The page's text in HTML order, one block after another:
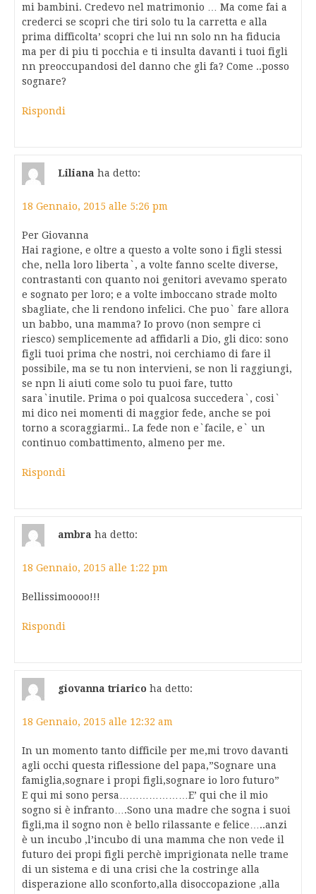
mi bambini. Credevo nel matrimonio … Ma come fai a
crederci se scopri che tiri solo tu la carretta e alla
prima difficolta’ scopri che lui nn solo nn ha fiducia
ma per di piu ti pocchia e ti insulta davanti i tuoi figli
nn preoccupandosi del danno che gli fa? Come ..posso
sognare?
Rispondi
Liliana ha detto:
18 Gennaio, 2015 alle 5:26 pm
Per Giovanna
Hai ragione, e oltre a questo a volte sono i figli stessi
che, nella loro liberta`, a volte fanno scelte diverse,
contrastanti con quanto noi genitori avevamo sperato
e sognato per loro; e a volte imboccano strade molto
sbagliate, che li rendono infelici. Che puo` fare allora
un babbo, una mamma? Io provo (non sempre ci
riesco) semplicemente ad affidarli a Dio, gli dico: sono
figli tuoi prima che nostri, noi cerchiamo di fare il
possibile, ma se tu non intervieni, se non li raggiungi,
se npn li aiuti come solo tu puoi fare, tutto
sara`inutile. Prima o poi qualcosa succedera`, cosi`
mi dico nei momenti di maggior fede, anche se poi
torno a scoraggiarmi.. La fede non e`facile, e` un
continuo combattimento, almeno per me.
Rispondi
ambra ha detto:
18 Gennaio, 2015 alle 1:22 pm
Bellissimoooo!!!
Rispondi
giovanna triarico ha detto:
18 Gennaio, 2015 alle 12:32 am
In un momento tanto difficile per me,mi trovo davanti
agli occhi questa riflessione del papa,”Sognare una
famiglia,sognare i propi figli,sognare io loro futuro”
E qui mi sono persa…………………E’ qui che il mio
sogno si è infranto….Sono una madre che sogna i suoi
figli,ma il sogno non è bello rilassante e felice…..anzi
è un incubo ,l’incubo di una mamma che non vede il
futuro dei propi figli perchè imprigionata nelle trame
di un sistema e di una crisi che la costringe alla
disperazione allo sconforto,alla disoccopazione ,alla